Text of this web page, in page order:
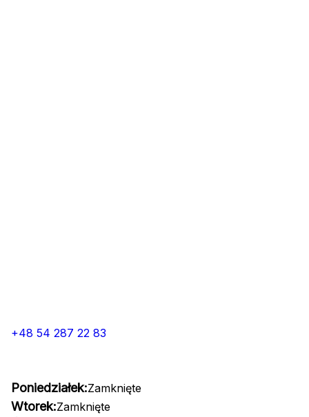
+48 54 287 22 83
Poniedziałek:Zamknięte
Wtorek:Zamknięte